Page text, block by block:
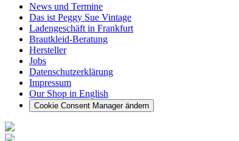
News und Termine
Das ist Peggy Sue Vintage
Ladengeschäft in Frankfurt
Brautkleid-Beratung
Hersteller
Jobs
Datenschutzerklärung
Impressum
Our Shop in English
Cookie Consent Manager ändern